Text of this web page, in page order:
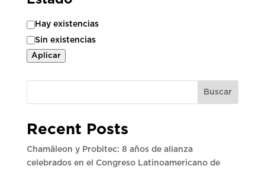
Estado
Hay existencias
Sin existencias
Aplicar
Buscar
Recent Posts
Chamäleon y Probitec: 8 años de alianza
celebrados en el Congreso Latinoamericano de